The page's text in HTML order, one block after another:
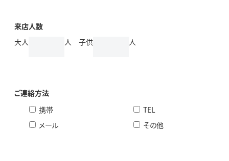
来店人数
大人
人 子供 人
ご連絡方法
携帯
TEL
メール
その他